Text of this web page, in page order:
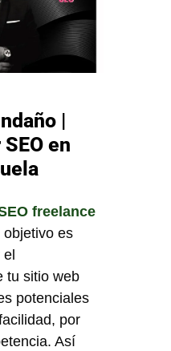
|
en
freelance
objetivo es
tu sitio web
potenciales
por
Así